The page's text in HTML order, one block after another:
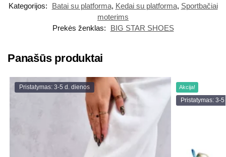
Kategorijos:
Batai su platforma, Kedai su platforma, Sportbačiai
moterims
Prekės ženklas:
BIG STAR SHOES
Panašūs produktai
Pristatymas: 3-5 d. dienos Akcija!
Pristatymas: 3-